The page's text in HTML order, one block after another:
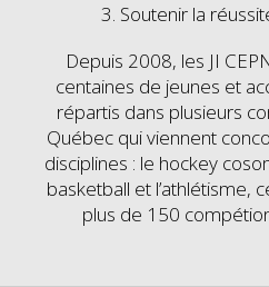
Soutenir la
Depuis 2008, les JI
centaines de jeunes et
répartis dans plusieurs
Québec qui viennent
disciplines : le hockey
basketball et l’athlétisme,
plus de 150